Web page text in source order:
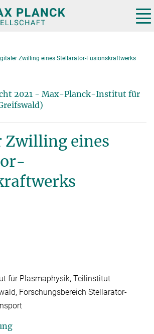
Zwilling eines Stellarator-Fusionskraftwerks
2021 - Max-Planck-Institut für
Zwilling eines
für Plasmaphysik, Teilinstitut
Forschungsbereich Stellarator-